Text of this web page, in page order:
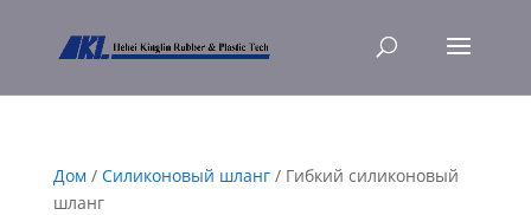
Дом / Силиконовый шланг/ Гибкий силиконовый
шланг